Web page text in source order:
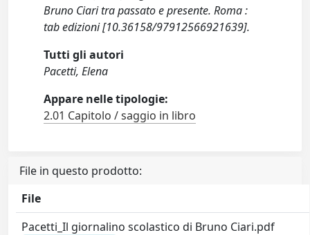
Bruno Ciari tra passato e presente. Roma :
tab edizioni [10.36158/97912566921639].
Tutti gli autori
Pacetti, Elena
Appare nelle tipologie:
2.01 Capitolo / saggio in libro
File in questo prodotto:
File
Pacetti_Il giornalino scolastico di Bruno Ciari.pdf